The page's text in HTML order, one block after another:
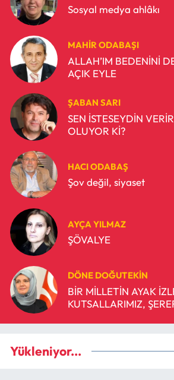
Sosyal medya ahlâkı
MAHIR ODABAŞI
ALLAH’IM BEDENİNİ
AÇIK EYLE
ŞABAN SARI
SEN İSTESEYDİN
OLUYOR Kİ?
HACI ODABAŞ
Şov değil, siyaset
AYÇA YILMAZ
ŞÖVALYE
DÖNE DOĞUTEKIN
BİR MİLLETİN AYAK
KUTSALLARIMIZ,
Yükleniyor...